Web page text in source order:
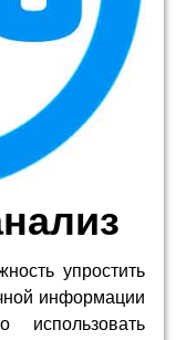
упростить
информации
использовать